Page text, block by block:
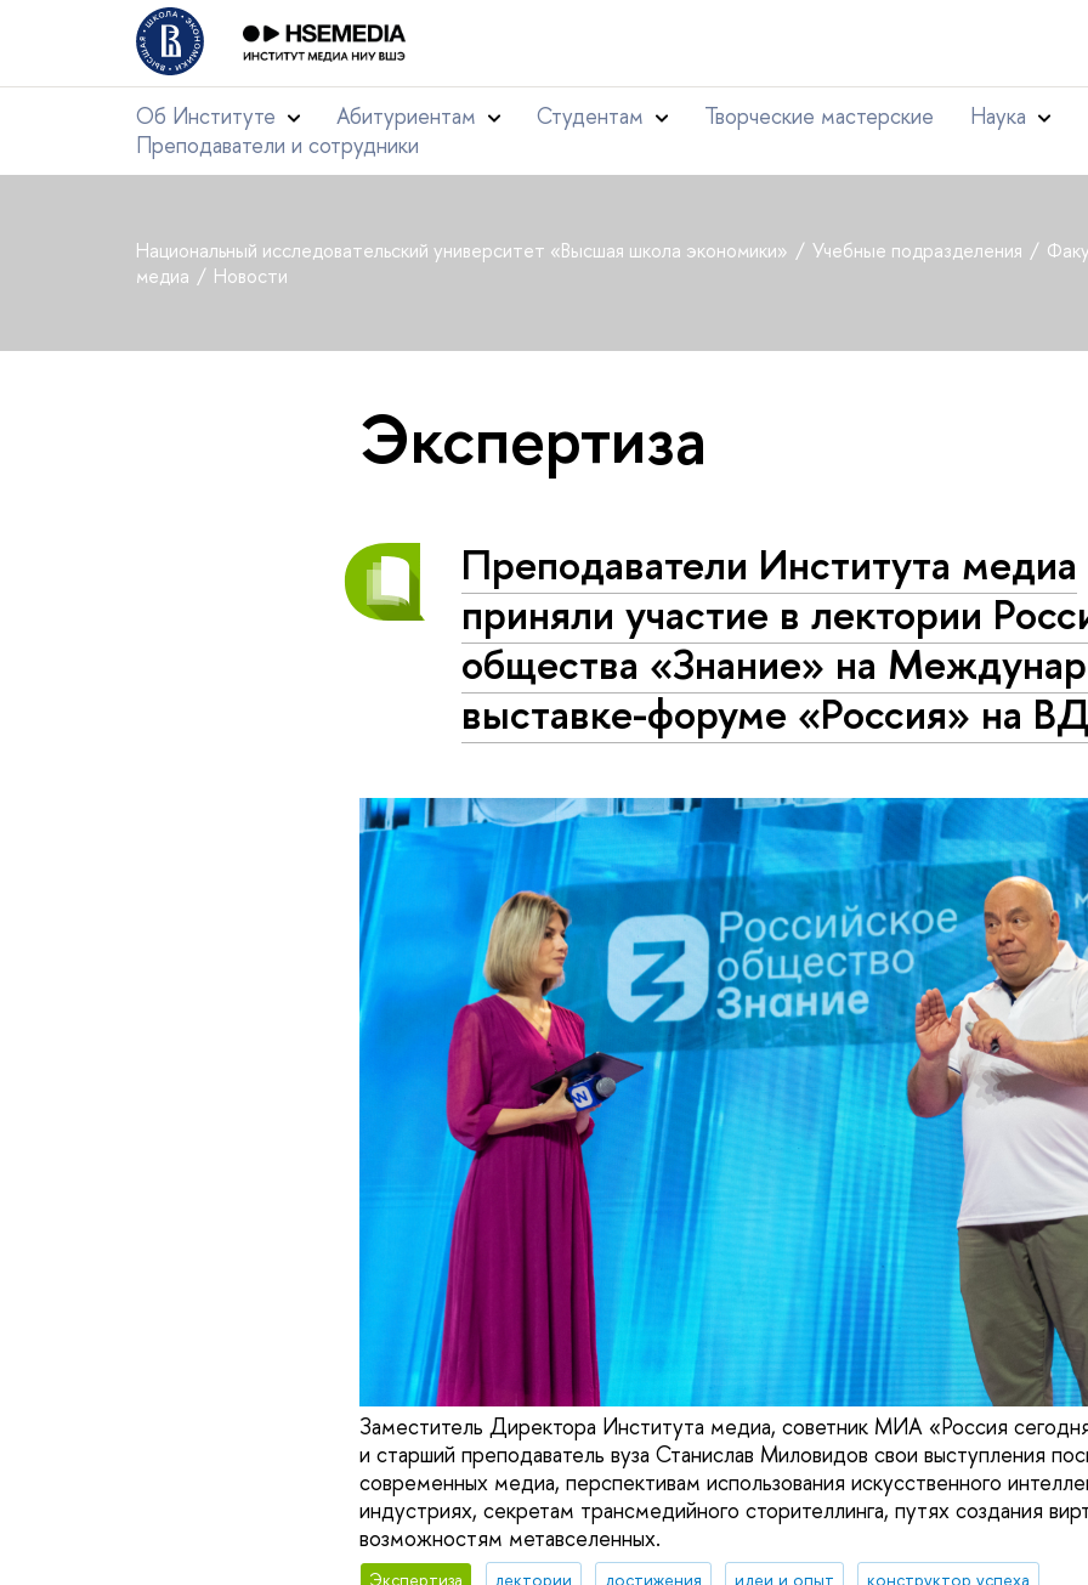
Об Институте Абитуриентам Студентам Творческие мастерские Наука
Преподаватели и сотрудники
Национальный исследовательский университет «Высшая школа экономики» Учебные подразделения
медиа
Новости
Экспертиза
Преподаватели Института медиа
приняли участие в лектории
общества «Знание» на
выставке-форуме «Россия» на
Заместитель Директора Института медиа, советник МИА «Россия
и старший преподаватель вуза Станислав Миловидов свои выступления
современных медиа, перспективам использования искусственного
индустриях, секретам трансмедийного сторителлинга, путях создания
возможностям метавселенных.
Экспертиза лектории достижения идеи и опыт
конструктор успеха